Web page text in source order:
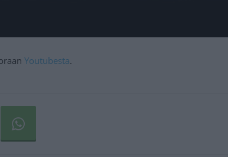
Youtubesta.